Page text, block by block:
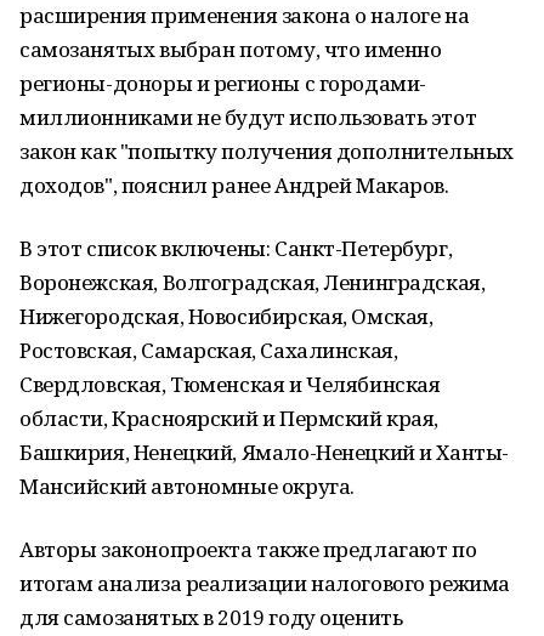
расширения применения закона о налоге на
самозанятых выбран потому, что именно
регионы-доноры и регионы с городами-
миллионниками не будут использовать этот
закон как "попытку получения дополнительных
доходов", пояснил ранее Андрей Макаров.
В этот список включены: Санкт-Петербург,
Воронежская, Волгоградская, Ленинградская,
Нижегородская, Новосибирская, Омская,
Ростовская, Самарская, Сахалинская,
Свердловская, Тюменская и Челябинская
области, Красноярский и Пермский края,
Башкирия, Ненецкий, Ямало-Ненецкий и Ханты-
Мансийский автономные округа.
Авторы законопроекта также предлагают по
итогам анализа реализации налогового режима
для самозанятых в 2019 году оценить